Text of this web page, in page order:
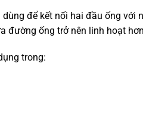
dùng để kết nối hai đầu ống với
đường ống trở nên linh hoạt
trong: